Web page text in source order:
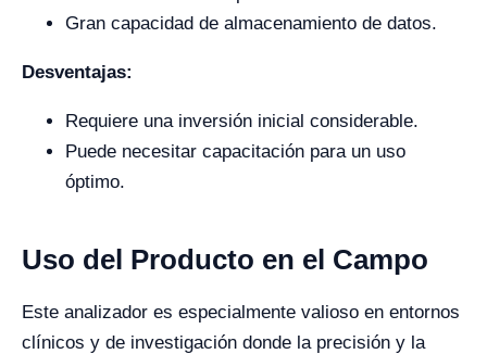
Gran capacidad de almacenamiento de datos.
Desventajas:
Requiere una inversión inicial considerable.
Puede necesitar capacitación para un uso
óptimo.
Uso del Producto en el Campo
Este analizador es especialmente valioso en entornos
clínicos y de investigación donde la precisión y la